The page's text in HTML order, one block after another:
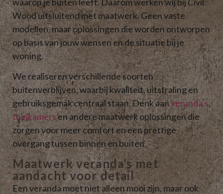
Wood uitsluitend met maatwerk. Geen vaste
modellen, maar oplossingen die worden ontworpen
op basis van jouw wensen en de situatie bij je
woning.
We realiseren verschillende soorten
buitenverblijven, waarbij kwaliteit, uitstraling en
gebruiksgemak centraal staan. Denk aanveranda’s,
tuinkamersen andere maatwerk oplossingen die
zorgen voor meer comfort en een prettige
overgang tussen binnen en buiten.
Maatwerk veranda’s met
aandacht voor detail
Een veranda moet niet alleen mooi zijn, maar ook